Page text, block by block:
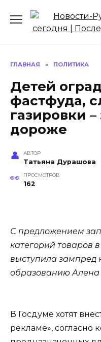
содержанию
ГЛАВНАЯ » ПОЛИТИКА
Детей
фастфуда,
газировки
дороже
АВТОР
Татьяна Дурашова
ПРОСМОТРОВ
162
С предложением
категорий товаров
выступила зампред
образованию
В Госдуме хотят
рекламе», согласно